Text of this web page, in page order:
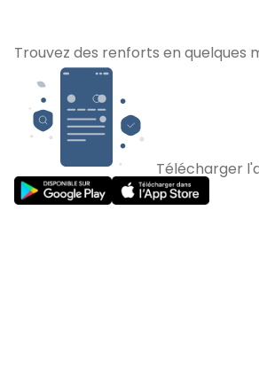
Trouvez des renforts en quelques
Télécharger